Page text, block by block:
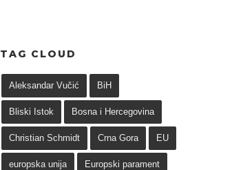
TAG CLOUD
Aleksandar Vučić BiH
Bliski Istok Bosna i Hercegovina
Christian Schmidt Crna Gora EU
europska unija Europski parament